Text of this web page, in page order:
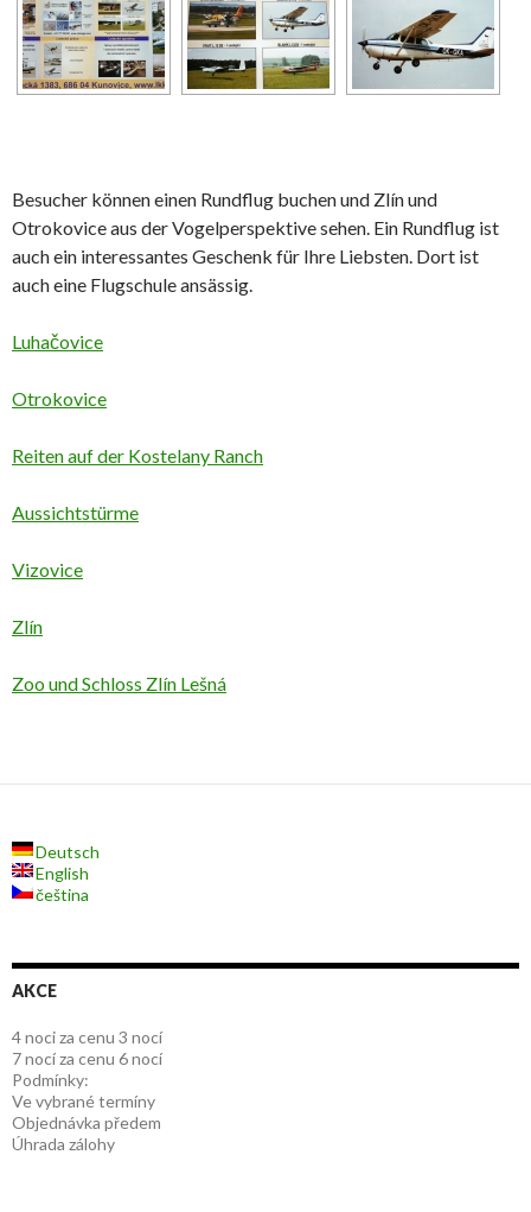
Besucher können einen Rundflug buchen und Zlín und
Otrokovice aus der Vogelperspektive sehen. Ein Rundflug ist
auch ein interessantes Geschenk für Ihre Liebsten. Dort ist
auch eine Flugschule ansässig.
Luhačovice
Otrokovice
Reiten auf der Kostelany Ranch
Aussichtstürme
Vizovice
Zlín
Zoo und Schloss Zlín Lešná
Deutsch
English
čeština
AKCE
4 noci za cenu 3 nocí
7 nocí za cenu 6 nocí
Podmínky:
Ve vybrané termíny
Objednávka předem
Úhrada zálohy